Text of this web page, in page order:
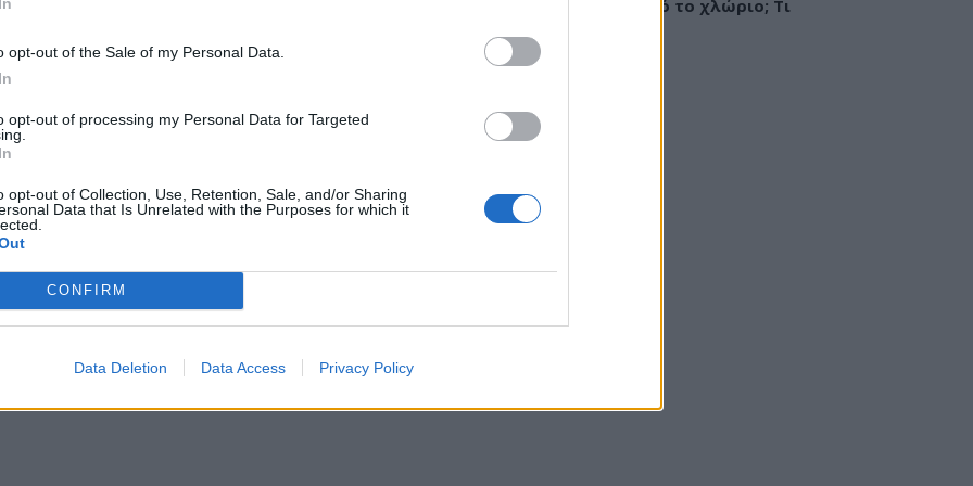
opt-out of the Sale of my Personal Data.
opt-out of processing my Personal Data for Targeted
opt-out of Collection, Use, Retention, Sale, and/or Sharing
Data that Is Unrelated with the Purposes for which it
CONFIRM
Data Deletion Data Access Privacy Policy
η μακροχρόνια οικονομική
σε φήμες και μισόλογα των γνωστών μας.
γιατρών...
αλλεργία ή ερεθισμός από το χλώριο; Τι